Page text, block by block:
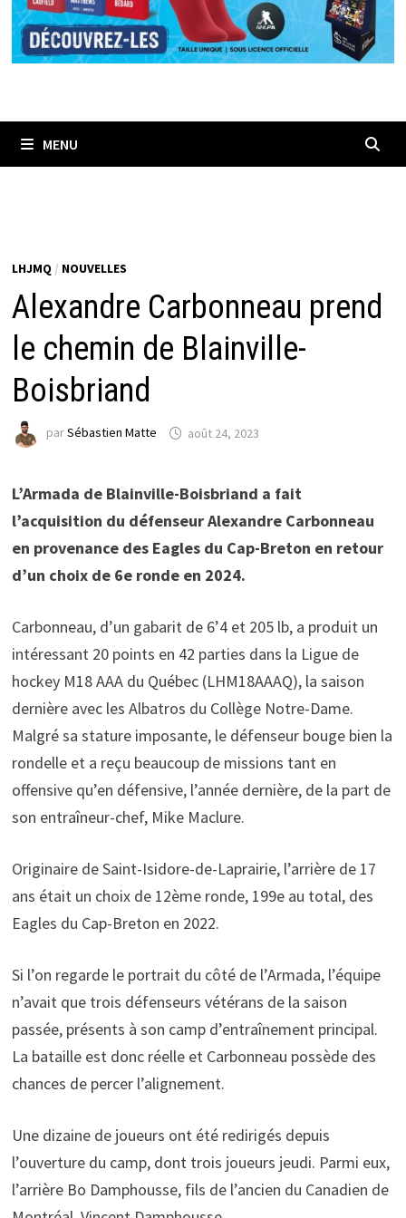
MENU
LHJMQ / NOUVELLES
Alexandre Carbonneau prend
le chemin de Blainville-
Boisbriand
parSébastien Matte août 24, 2023
L’Armada de Blainville-Boisbriand a fait
l’acquisition du défenseur Alexandre Carbonneau
en provenance des Eagles du Cap-Breton en retour
d’un choix de 6e ronde en 2024.
Carbonneau, d’un gabarit de 6’4 et 205 lb, a produit un
intéressant 20 points en 42 parties dans la Ligue de
hockey M18 AAA du Québec (LHM18AAAQ), la saison
dernière avec les Albatros du Collège Notre-Dame.
Malgré sa stature imposante, le défenseur bouge bien la
rondelle et a reçu beaucoup de missions tant en
offensive qu’en défensive, l’année dernière, de la part de
son entraîneur-chef, Mike Maclure.
Originaire de Saint-Isidore-de-Laprairie, l’arrière de 17
ans était un choix de 12ème ronde, 199e au total, des
Eagles du Cap-Breton en 2022.
Si l’on regarde le portrait du côté de l’Armada, l’équipe
n’avait que trois défenseurs vétérans de la saison
passée, présents à son camp d’entraînement principal.
La bataille est donc réelle et Carbonneau possède des
chances de percer l’alignement.
Une dizaine de joueurs ont été redirigés depuis
l’ouverture du camp, dont trois joueurs jeudi. Parmi eux,
l’arrière Bo Damphousse, fils de l’ancien du Canadien de